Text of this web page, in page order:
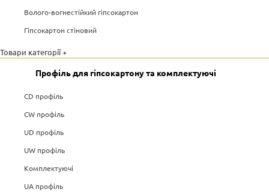
Волого-вогнестійкий гіпсокартон
Гіпсокартон стіновий
Товари категорії +
Профіль для гіпсокартону та комплектуючі
CD профіль
CW профіль
UD профіль
UW профіль
Комплектуючі
UA профіль